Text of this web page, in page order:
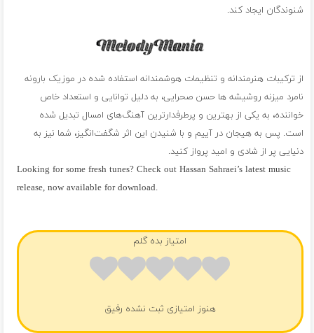
شنوندگان ایجاد کند.
از ترکیبات هنرمندانه و تنظیمات هوشمندانه استفاده شده در موزیک بارونه
نامرد میزنه روشیشه ها حسن صحرایی، به دلیل توانایی و استعداد خاص
خواننده، به یکی از بهترین و پرطرفدارترین آهنگ‌های امسال تبدیل شده
است. پس به هیجان در آییم و با شنیدن این اثر شگفت‌انگیز، شما نیز به
دنیایی پر از شادی و امید پرواز کنید.
Looking for some fresh tunes? Check out Hassan Sahraei’s latest music
release, now available for download.
امتیاز بده گلم
هنوز امتیازی ثبت نشده رفیق